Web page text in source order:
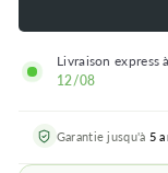
Livraison express
12/08
Garantie jusqu'à 5